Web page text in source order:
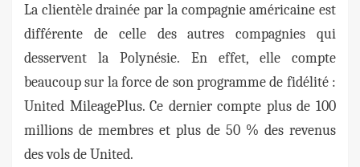
La clientèle drainée par la compagnie américaine est
différente de celle des autres compagnies qui
desservent la Polynésie. En effet, elle compte
beaucoup sur la force de son programme de fidélité :
United MileagePlus. Ce dernier compte plus de 100
millions de membres et plus de 50 % des revenus
des vols de United.